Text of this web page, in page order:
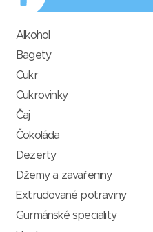
Alkohol
Bagety
Cukr
Cukrovinky
Čaj
Čokoláda
Dezerty
Džemy a zavařeniny
Extrudované potraviny
Gurmánské speciality